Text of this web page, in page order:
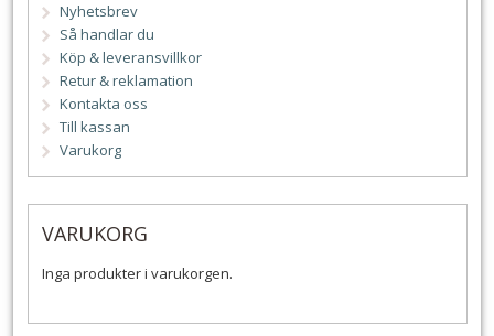
Nyhetsbrev
Så handlar du
Köp & leveransvillkor
Retur & reklamation
Kontakta oss
Till kassan
Varukorg
VARUKORG
Inga produkter i varukorgen.